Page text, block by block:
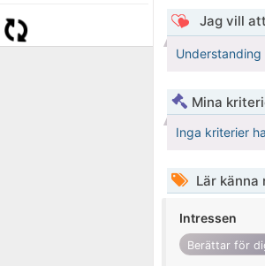
Jag vill
Mina
Inga kriterier
Lär känna
Intressen
Berättar för